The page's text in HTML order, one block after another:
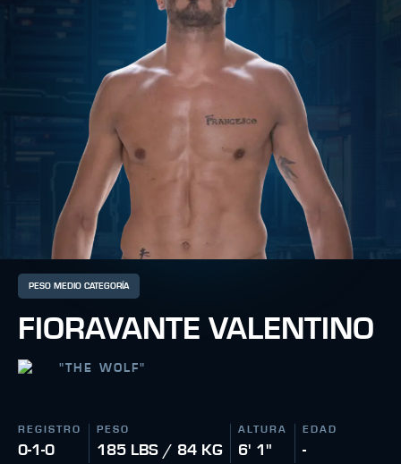
PESO MEDIO CATEGORÍA
FIORAVANTE VALENTINO
"THE WOLF"
REGISTRO
0-1-0
PESO
185 LBS / 84 KG
ALTURA
6' 1"
EDAD
-